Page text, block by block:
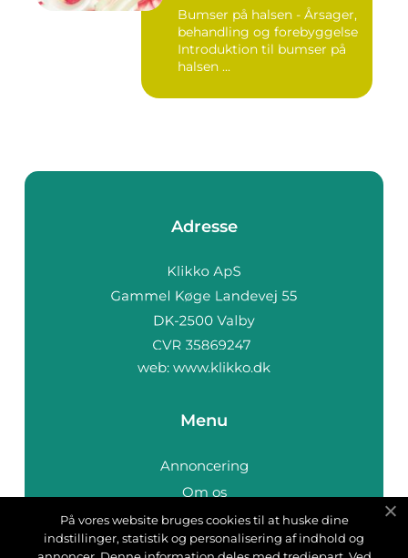
forebyggelse
Bumser på halsen - Årsager,
behandling og forebyggelse
Introduktion til bumser på
halsen ...
Adresse
web: www.klikko.dk
Menu
Annoncering
Om os
Cookies
Kontakt os
På vores website bruges cookies til at huske dine
indstillinger, statistik og personalisering af indhold og